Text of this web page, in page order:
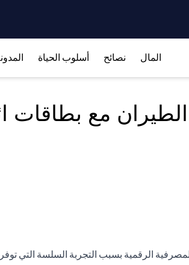
المال نصائح أسلوب الحياة
مع بطاقات
الرقمية بسبب التجربة السلسة التي